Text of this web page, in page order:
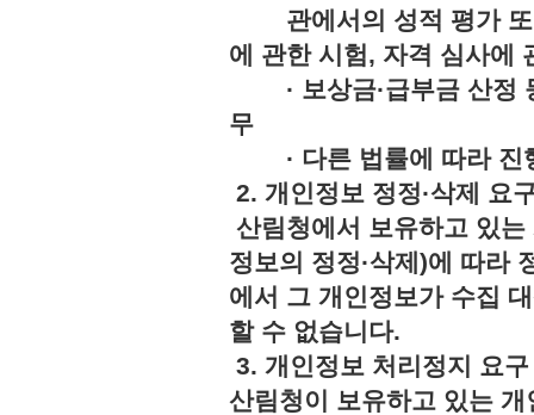
관에서의 성적 평가 또
에 관한 시험, 자격 심사에
· 보상금·급부금 산정
무
· 다른 법률에 따라 진
2. 개인정보 정정·삭제 요
산림청에서 보유하고 있
정보의 정정·삭제)에 따라
에서 그 개인정보가 수집
할 수 없습니다.
3. 개인정보 처리정지 요구
산림청이 보유하고 있는